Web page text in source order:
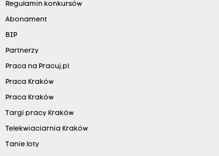
Regulamin konkursów
Abonament
BIP
Partnerzy
Praca na Pracuj.pl
Praca Kraków
Praca Kraków
Targi pracy Kraków
Telekwiaciarnia Kraków
Tanie loty